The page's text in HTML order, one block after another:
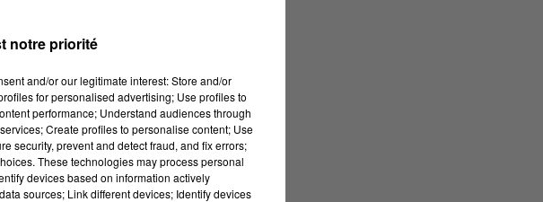
notre priorité
and/or our legitimate interest: Store and/or
for personalised advertising; Use profiles to
performance; Understand audiences through
Create profiles to personalise content; Use
security, prevent and detect fraud, and fix errors;
These technologies may process personal
devices based on information actively
sources; Link different devices; Identify devices